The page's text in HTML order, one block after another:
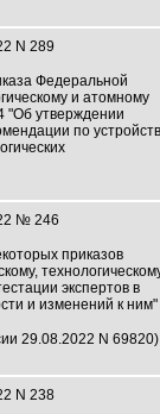
N 289
Федеральной
и атомному
"Об утверждении
по
№ 246
приказов
экспертов в
и изменений к ним"
29.08.2022 N 69820)
N 238